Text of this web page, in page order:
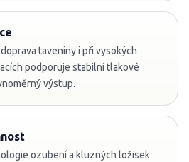
taveniny i při vysokých
podporuje stabilní tlakové
výstup.
ozubení a kluzných ložisek